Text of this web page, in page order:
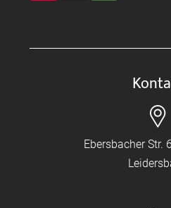
Ebersbacher Str.